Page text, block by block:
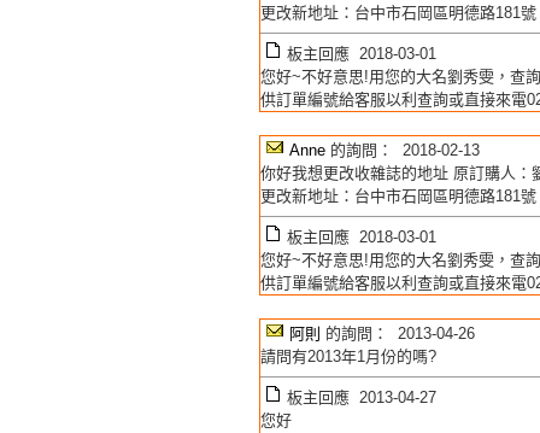
更改新地址：台中市石岡區明德路181號
板主回應 2018-03-01
您好~不好意思!用您的大名劉秀雯，查
供訂單編號給客服以利查詢或直接來電
Anne 的詢問： 2018-02-13
你好我想更改收雜誌的地址 原訂購人：
更改新地址：台中市石岡區明德路181號
板主回應 2018-03-01
您好~不好意思!用您的大名劉秀雯，查
供訂單編號給客服以利查詢或直接來電
阿則 的詢問： 2013-04-26
請問有2013年1月份的嗎?
板主回應 2013-04-27
您好